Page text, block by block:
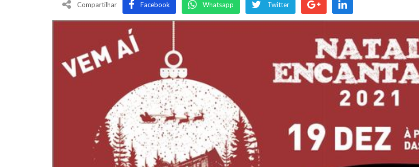
Compartilhar Facebook Whatsapp Twitter